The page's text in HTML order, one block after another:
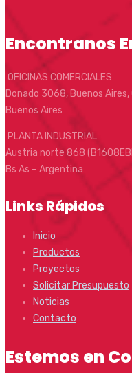
Encontranos
OFICINAS COMERCIALES
Donado 3068, Buenos
Buenos Aires
PLANTA INDUSTRIAL
Austria norte 868
Bs As – Argentina
Links Rápidos
Inicio
Productos
Proyectos
Solicitar Presupuesto
Noticias
Contacto
Estemos en